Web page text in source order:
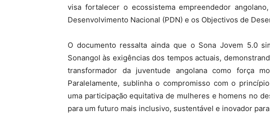
visa fortalecer o ecossistema empreendedor
Desenvolvimento Nacional (PDN) e os Objectivos de
O documento ressalta ainda que o Sona Jovem 5.0
Sonangol às exigências dos tempos actuais,
transformador da juventude angolana como força
Paralelamente, sublinha o compromisso com o
uma participação equitativa de mulheres e homens no
para um futuro mais inclusivo, sustentável e inovador